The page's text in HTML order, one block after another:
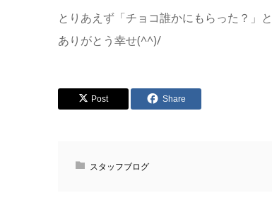
とりあえず「チョコ誰かにもらった？」
ありがとう幸せ(^^)/
Post Share
スタッフブログ